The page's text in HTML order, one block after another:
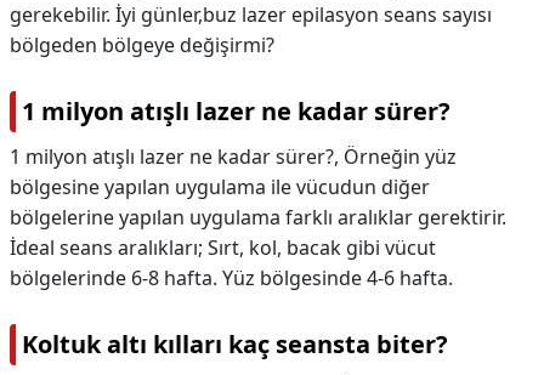
gerekebilir. İyi günler,buz lazer epilasyon seans sayısı
bölgeden bölgeye değişirmi?
1 milyon atışlı lazer ne kadar sürer?
1 milyon atışlı lazer ne kadar sürer?, Örneğin yüz
bölgesine yapılan uygulama ile vücudun diğer
bölgelerine yapılan uygulama farklı aralıklar gerektirir.
İdeal seans aralıkları; Sırt, kol, bacak gibi vücut
bölgelerinde 6-8 hafta. Yüz bölgesinde 4-6 hafta.
Koltuk altı kılları kaç seansta biter?